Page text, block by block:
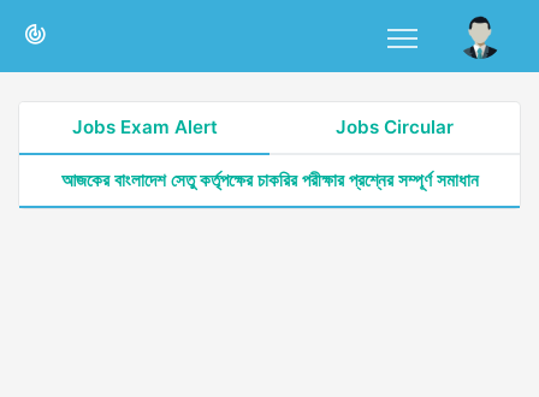
Jobs Exam Alert Jobs Circular
আজকের বাংলাদেশ সেতু কর্তৃপক্ষের চাকরির পরীক্ষার প্রশ্নের সম্পূর্ণ সমাধান